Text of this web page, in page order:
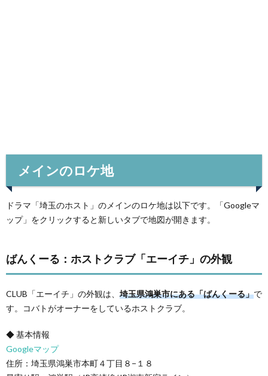
メインのロケ地
ドラマ「埼玉のホスト」のメインのロケ地は以下です。「Googleマ
ップ」をクリックすると新しいタブで地図が開きます。
ばんくーる：ホストクラブ「エーイチ」の外観
CLUB「エーイチ」の外観は、 埼玉県鴻巣市にある「ばんくーる」で
す。コバトがオーナーをしているホストクラブ。
◆ 基本情報
Googleマップ
住所：埼玉県鴻巣市本町４丁目８−１８